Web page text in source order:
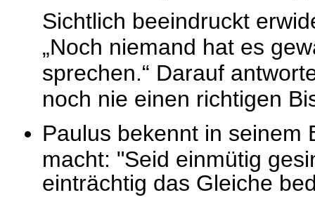
Sichtlich beeindruckt
„Noch niemand hat es
sprechen.“ Darauf
noch nie einen richtigen
Paulus bekennt in seinem
macht: "Seid einmütig
einträchtig das Gleiche